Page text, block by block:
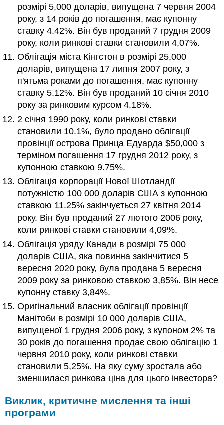
розмірі 5,000 доларів, випущена 7 червня 2004
року, з 14 років до погашення, має купонну
ставку 4.42%. Він був проданий 7 грудня 2009
року, коли ринкові ставки становили 4,07%.
Облігація міста Кінгстон в розмірі 25,000
доларів, випущена 17 липня 2007 року, з
п'ятьма роками до погашення, має купонну
ставку 5.12%. Він був проданий 10 січня 2010
року за ринковим курсом 4,18%.
2 січня 1990 року, коли ринкові ставки
становили 10.1%, було продано облігації
провінції острова Принца Едуарда $50,000 з
терміном погашення 17 грудня 2012 року, з
купонною ставкою 9.75%.
Облігація корпорації Нової Шотландії
потужністю 100 000 доларів США з купонною
ставкою 11.25% закінчується 27 квітня 2014
року. Він був проданий 27 лютого 2006 року,
коли ринкові ставки становили 4,09%.
Облігація уряду Канади в розмірі 75 000
доларів США, яка повинна закінчитися 5
вересня 2020 року, була продана 5 вересня
2009 року за ринковою ставкою 3,85%. Він несе
купонну ставку 3,84%.
Оригінальний власник облігації провінції
Манітоби в розмірі 10 000 доларів США,
випущеної 1 грудня 2006 року, з купоном 2% та
30 років до погашення продає свою облігацію 1
червня 2010 року, коли ринкові ставки
становили 5,25%. На яку суму зростала або
зменшилася ринкова ціна для цього інвестора?
Виклик, критичне мислення та інші
програми